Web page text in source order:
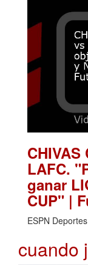
CHIVAS
LAFC.
ganar
CUP" |
ESPN Deportes
cuando